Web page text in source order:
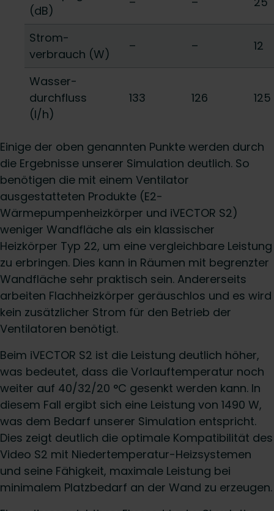
(dB)
Strom-
verbrauch (W)
– – 12
Wasser-
durchfluss
(l/h)
133 126 125
Einige der oben genannten Punkte werden durch
die Ergebnisse unserer Simulation deutlich. So
benötigen die mit einem Ventilator
ausgestatteten Produkte (E2-
Wärmepumpenheizkörper und iVECTOR S2)
weniger Wandfläche als ein klassischer
Heizkörper Typ 22, um eine vergleichbare Leistung
zu erbringen. Dies kann in Räumen mit begrenzter
Wandfläche sehr praktisch sein. Andererseits
arbeiten Flachheizkörper geräuschlos und es wird
kein zusätzlicher Strom für den Betrieb der
Ventilatoren benötigt.
Beim iVECTOR S2 ist die Leistung deutlich höher,
was bedeutet, dass die Vorlauftemperatur noch
weiter auf 40/32/20 °C gesenkt werden kann. In
diesem Fall ergibt sich eine Leistung von 1490 W,
was dem Bedarf unserer Simulation entspricht.
Dies zeigt deutlich die optimale Kompatibilität des
Video S2 mit Niedertemperatur-Heizsystemen
und seine Fähigkeit, maximale Leistung bei
minimalem Platzbedarf an der Wand zu erzeugen.